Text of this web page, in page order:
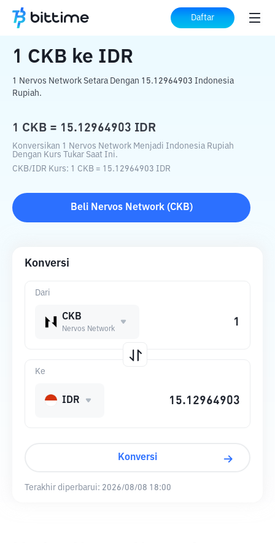
Daftar
Beranda Konverter Kripto ke IDR
1 CKB ke IDR
1 Nervos Network Setara Dengan 15.12964903 Indonesia
Rupiah.
1 CKB = 15.12964903 IDR
Konversikan 1 Nervos Network Menjadi Indonesia Rupiah
Dengan Kurs Tukar Saat Ini.
CKB/IDR Kurs: 1 CKB = 15.12964903 IDR
Beli Nervos Network(CKB)
Konversi
Dari
CKB
Nervos Network
Ke
IDR
Konversi
Terakhir diperbarui: 2026/08/08 18:00